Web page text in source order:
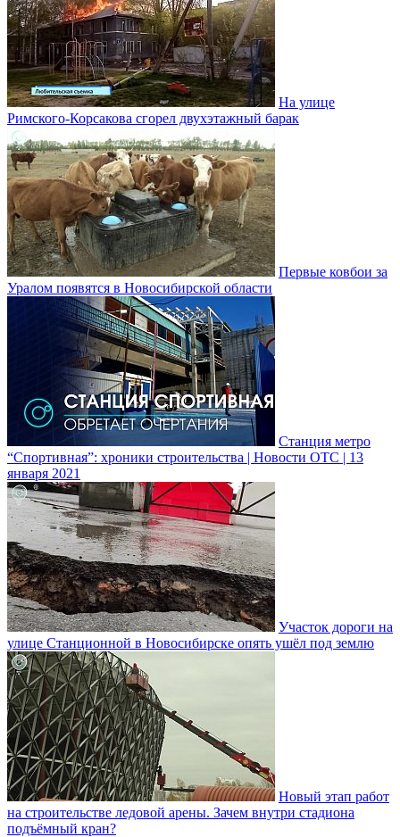
На улице
Римского-Корсакова сгорел двухэтажный барак
Первые ковбои за
Уралом появятся в Новосибирской области
Станция метро
“Спортивная”: хроники строительства | Новости ОТС | 13
января 2021
Участок дороги на
улице Станционной в Новосибирске опять ушёл под землю
Новый этап работ
на строительстве ледовой арены. Зачем внутри стадиона
подъёмный кран?